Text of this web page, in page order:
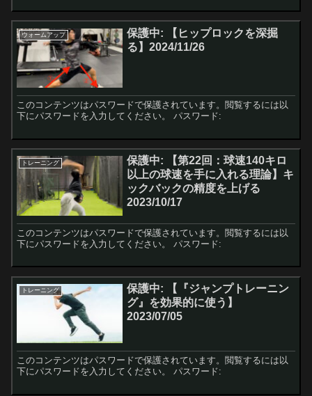
ウォームアップ
保護中: 【ヒップロックを深掘
る】2024/11/26
このコンテンツはパスワードで保護されています。閲覧するには以
下にパスワードを入力してください。 パスワード:
トレーニング
保護中: 【第22回：球速140キロ
以上の球速を手に入れる理論】キ
ックバックの精度を上げる
2023/10/17
このコンテンツはパスワードで保護されています。閲覧するには以
下にパスワードを入力してください。 パスワード:
トレーニング
保護中: 【『ジャンプトレーニン
グ』を効果的に使う】
2023/07/05
このコンテンツはパスワードで保護されています。閲覧するには以
下にパスワードを入力してください。 パスワード: